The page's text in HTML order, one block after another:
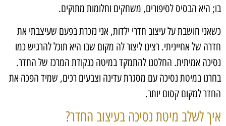
בו; היא הבסיס לסיפורים, משחקים וחלומות מתוקים.
כשאני חושבת על עיצוב חדרי ילדות, אני נזכרת בפעם שעיצבתי את
חדרה של אחייניתי. רצינו ליצור לה מקום שבו היא תוכל להרגיש כמו
נסיכה אמיתית. החלטנו להתמקד במיטה כנקודת המרכז של החדר.
בחרנו במיטת נסיכה עם מסגרת עדינה וצבעים רכים, שמיד הפכה את
החדר למקום קסום יותר.
איך לשלב מיטת נסיכה בעיצוב החדר?